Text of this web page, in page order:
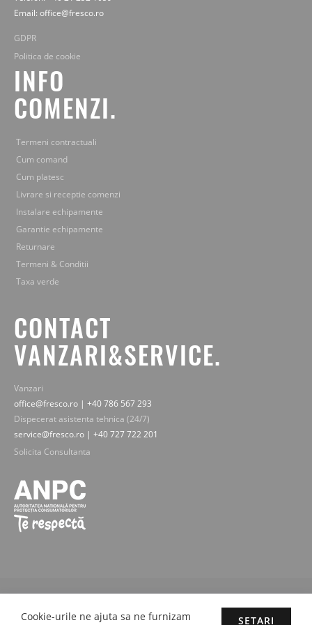
Email: office@fresco.ro
GDPR
Politica de cookie
INFO
COMENZI.
Termeni contractuali
Cum comand
Cum platesc
Livrare si receptie comenzi
Instalare echipamente
Garantie echipamente
Returnare
Termeni & Conditii
Taxa verde
CONTACT
VANZARI&SERVICE.
Vanzari
office@fresco.ro | +40 786 567 293
Dispecerat asistenta tehnica (24/7)
service@fresco.ro | +40 727 722 201
Solicita Consultanta
textele si continutul sunt proprietatea legala Fresco Expert srl.
Cookie-urile ne ajuta sa ne furnizam
SETARI